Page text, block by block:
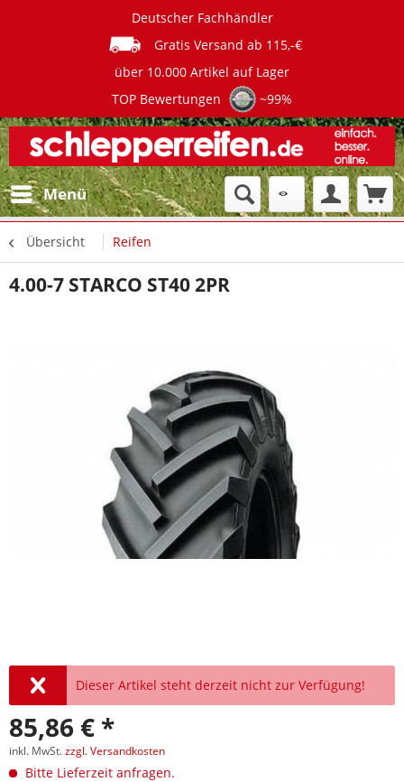
Deutscher Fachhändler
Gratis Versand ab 115,-€
über 10.000 Artikel auf Lager
TOP Bewertungen
~99%
Menü
Übersicht Reifen
4.00-7 STARCO ST40 2PR
Dieser Artikel steht derzeit nicht zur Verfügung!
85,86 € *
inkl. MwSt.zzgl. Versandkosten
Bitte Lieferzeit anfragen.